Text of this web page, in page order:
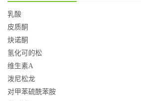
乳酸
皮质酮
炔诺酮
氢化可的松
维生素A
泼尼松龙
对甲苯硫酰苯胺